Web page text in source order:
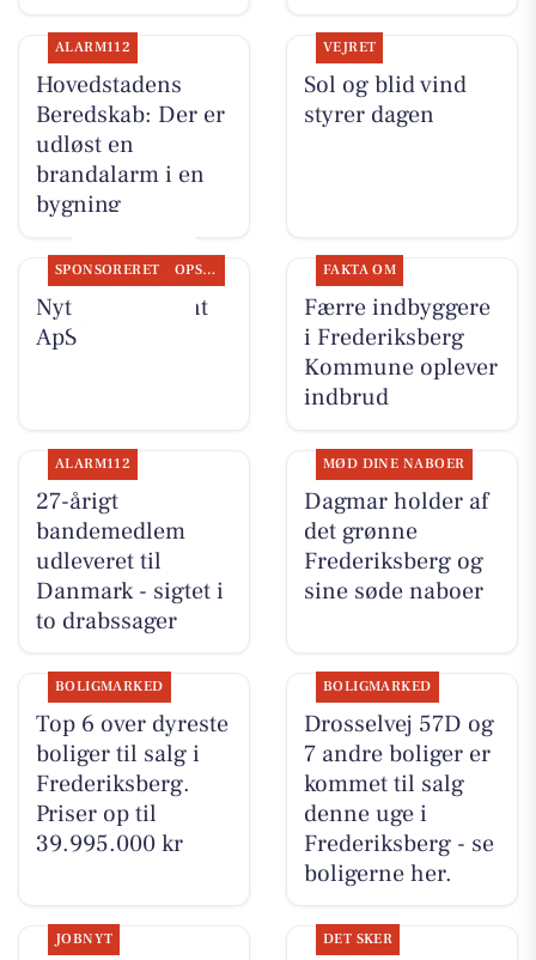
ALARM112
Hovedstadens
Beredskab: Der er
udløst en
brandalarm i en
bygning
VEJRET
Sol og blid vind
styrer dagen
SPONSORERET OPSLAGSTAVLEN
Nyt fra Fairpaint
ApS
FAKTA OM
Færre indbyggere
i Frederiksberg
Kommune oplever
indbrud
ALARM112
27-årigt
bandemedlem
udleveret til
Danmark - sigtet i
to drabssager
MØD DINE NABOER
Dagmar holder af
det grønne
Frederiksberg og
sine søde naboer
BOLIGMARKED
Top 6 over dyreste
boliger til salg i
Frederiksberg.
Priser op til
39.995.000 kr
BOLIGMARKED
Drosselvej 57D og
7 andre boliger er
kommet til salg
denne uge i
Frederiksberg - se
boligerne her.
JOBNYT DET SKER